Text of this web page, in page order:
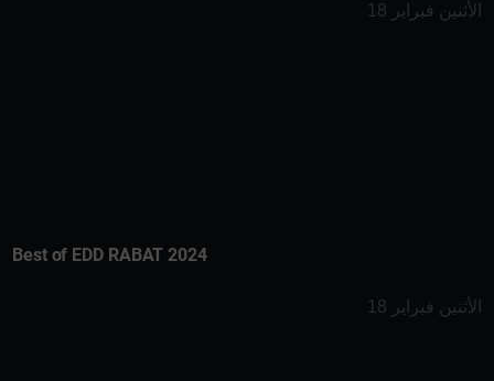
الأثنين فبراير 18
Best of EDD RABAT 2024
الأثنين فبراير 18